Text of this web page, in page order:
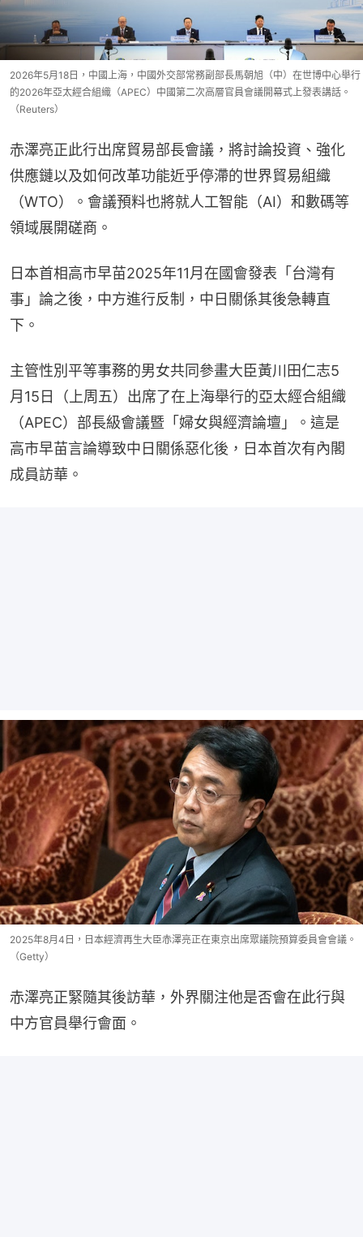
2026年5月18日，中國上海，中國外交部常務副部長馬朝旭（中）在世博中心舉行
的2026年亞太經合組織（APEC）中國第二次高層官員會議開幕式上發表講話。
（Reuters）
赤澤亮正此行出席貿易部長會議，將討論投資、強化
供應鏈以及如何改革功能近乎停滯的世界貿易組織
（WTO）。會議預料也將就人工智能（AI）和數碼等
領域展開磋商。
日本首相高市早苗2025年11月在國會發表「台灣有
事」論之後，中方進行反制，中日關係其後急轉直
下。
主管性別平等事務的男女共同參畫大臣黃川田仁志5
月15日（上周五）出席了在上海舉行的亞太經合組織
（APEC）部長級會議暨「婦女與經濟論壇」。這是
高市早苗言論導致中日關係惡化後，日本首次有內閣
成員訪華。
2025年8月4日，日本經濟再生大臣赤澤亮正在東京出席眾議院預算委員會會議。
（Getty）
赤澤亮正緊隨其後訪華，外界關注他是否會在此行與
中方官員舉行會面。